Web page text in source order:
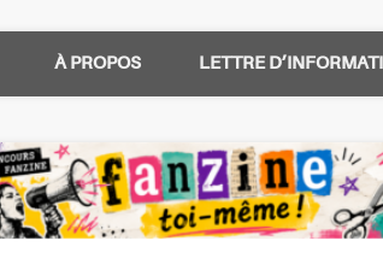
À PROPOS LETTRE